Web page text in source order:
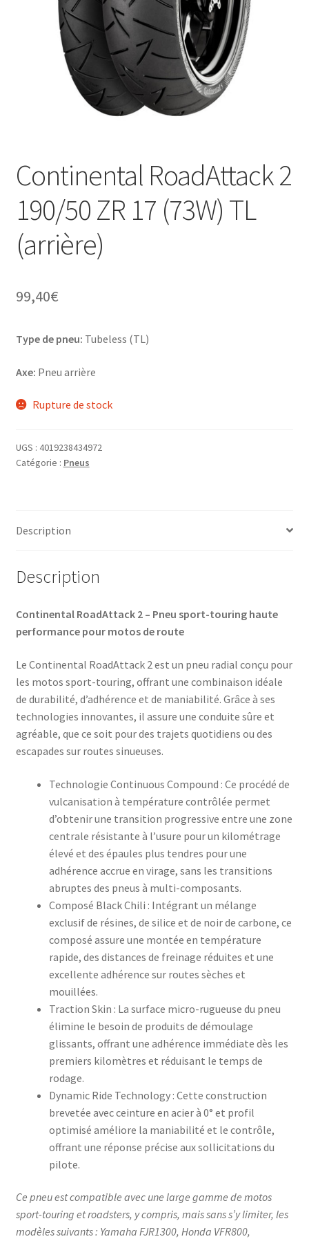
Continental RoadAttack 2
190/50 ZR 17 (73W) TL
(arrière)
99,40€
Type de pneu: Tubeless (TL)
Axe: Pneu arrière
Rupture de stock
UGS : 4019238434972
Catégorie : Pneus
Description
Description
Continental RoadAttack 2 – Pneu sport-touring haute
performance pour motos de route
Le Continental RoadAttack 2 est un pneu radial conçu pour
les motos sport-touring, offrant une combinaison idéale
de durabilité, d’adhérence et de maniabilité. Grâce à ses
technologies innovantes, il assure une conduite sûre et
agréable, que ce soit pour des trajets quotidiens ou des
escapades sur routes sinueuses.
Technologie Continuous Compound : Ce procédé de
vulcanisation à température contrôlée permet
d’obtenir une transition progressive entre une zone
centrale résistante à l’usure pour un kilométrage
élevé et des épaules plus tendres pour une
adhérence accrue en virage, sans les transitions
abruptes des pneus à multi-composants.​
Composé Black Chili : Intégrant un mélange
exclusif de résines, de silice et de noir de carbone, ce
composé assure une montée en température
rapide, des distances de freinage réduites et une
excellente adhérence sur routes sèches et
mouillées.​
Traction Skin : La surface micro-rugueuse du pneu
élimine le besoin de produits de démoulage
glissants, offrant une adhérence immédiate dès les
premiers kilomètres et réduisant le temps de
rodage.​
Dynamic Ride Technology : Cette construction
brevetée avec ceinture en acier à 0° et profil
optimisé améliore la maniabilité et le contrôle,
offrant une réponse précise aux sollicitations du
pilote.​
Ce pneu est compatible avec une large gamme de motos
sport-touring et roadsters, y compris, mais sans s’y limiter, les
modèles suivants : Yamaha FJR1300, Honda VFR800,